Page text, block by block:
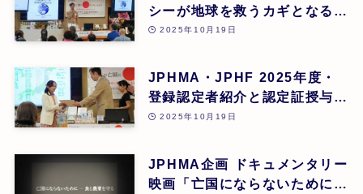
シーが地球を救うカギとなる |
道繁良 | 第26回
2025年10月19日
JPHMA・JPHF 2025年度・
登録認定者紹介と認定証授与式
| 第26回
2025年10月19日
JPHMA企画 ドキュメンタリー
映画「亡国にならないために食